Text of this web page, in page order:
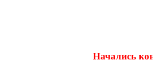
Начались